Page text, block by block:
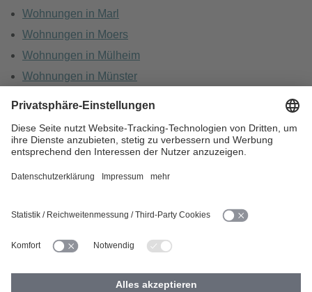
Wohnungen in Marl
Wohnungen in Moers
Wohnungen in Mülheim
Wohnungen in Münster
HOME KARRIERE
BARRIEREFREIHEIT IMPRESSUM
COOKIES